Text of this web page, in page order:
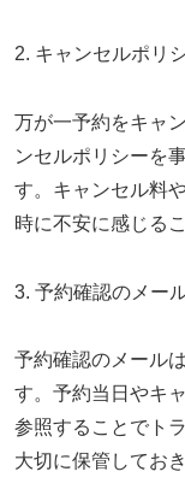
2. キャンセルポリ
万が一予約をキャ
ンセルポリシーを
す。キャンセル料
時に不安に感じる
3. 予約確認のメー
予約確認のメール
す。予約当日やキ
参照することでト
大切に保管してお